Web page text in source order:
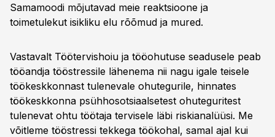
Samamoodi mõjutavad meie reaktsioone ja
toimetulekut isikliku elu rõõmud ja mured.
Vastavalt Töötervishoiu ja tööohutuse seadusele peab
tööandja tööstressile lähenema nii nagu igale teisele
töökeskkonnast tulenevale ohutegurile, hinnates
töökeskkonna psühhosotsiaalsetest ohuteguritest
tulenevat ohtu töötaja tervisele läbi riskianalüüsi. Me
võitleme tööstressi tekkega töökohal, samal ajal kui